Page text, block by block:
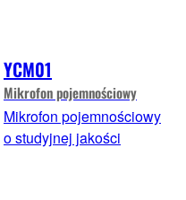
YCM01
Mikrofon pojemnościowy
Mikrofon pojemnościowy
o studyjnej jakości